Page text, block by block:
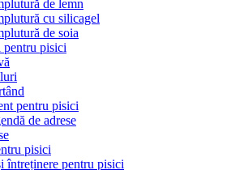
de lemn
cu silicagel
de soia
pentru pisici
pentru pisici
de adrese
pisici
întreținere pentru pisici